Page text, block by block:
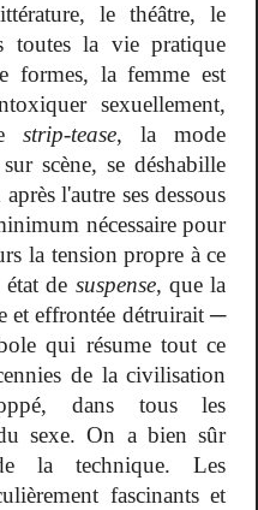
le théâtre, le
toutes la vie pratique
formes, la femme est
sexuellement,
strip-tease, la mode
scène, se déshabille
l'autre ses dessous
nécessaire pour
la tension propre à ce
de suspense, que la
et effrontée détruirait ─
qui résume tout ce
de la civilisation
dans tous les
sexe. On a bien sûr
la technique. Les
fascinants et